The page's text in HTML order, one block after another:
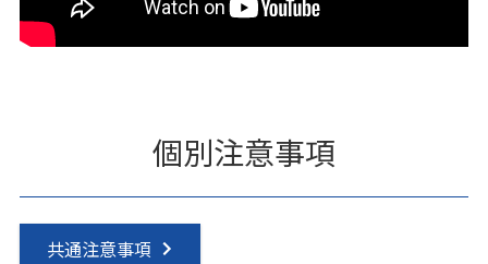
個別注意事項
共通注意事項